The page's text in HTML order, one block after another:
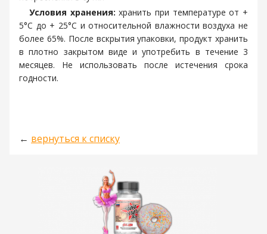
Условия хранения:хранить при температуре от +
5°С до + 25°С и относительной влажности воздуха не
более 65%. После вскрытия упаковки, продукт хранить
в плотно закрытом виде и употребить в течение 3
месяцев. Не использовать после истечения срока
годности.
← вернуться к списку